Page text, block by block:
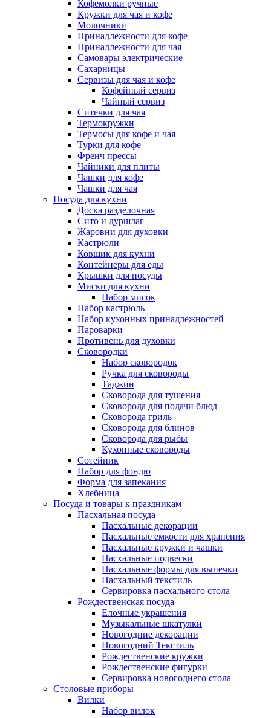
Кофемолки ручные
Кружки для чая и кофе
Молочники
Принадлежности для кофе
Принадлежности для чая
Самовары электрические
Сахарницы
Сервизы для чая и кофе
Кофейный сервиз
Чайный сервиз
Ситечки для чая
Термокружки
Термосы для кофе и чая
Турки для кофе
Френч прессы
Чайники для плиты
Чашки для кофе
Чашки для чая
Посуда для кухни
Доска разделочная
Сито и дуршлаг
Жаровни для духовки
Кастрюли
Ковшик для кухни
Контейнеры для еды
Крышки для посуды
Миски для кухни
Набор мисок
Набор кастрюль
Набор кухонных принадлежностей
Пароварки
Противень для духовки
Сковородки
Набор сковородок
Ручка для сковороды
Таджин
Сковорода для тушения
Сковорода для подачи блюд
Сковорода гриль
Сковорода для блинов
Сковорода для рыбы
Кухонные сковороды
Сотейник
Набор для фондю
Форма для запекания
Хлебница
Посуда и товары к праздникам
Пасхальная посуда
Пасхальные декорации
Пасхальные емкости для хранения
Пасхальные кружки и чашки
Пасхальные подвески
Пасхальные формы для выпечки
Пасхальный текстиль
Сервировка пасхального стола
Рождественская посуда
Елочные украшения
Музыкальные шкатулки
Новогодние декорации
Новогодний Текстиль
Рождественские кружки
Рождественские фигурки
Сервировка новогоднего стола
Столовые приборы
Вилки
Набор вилок